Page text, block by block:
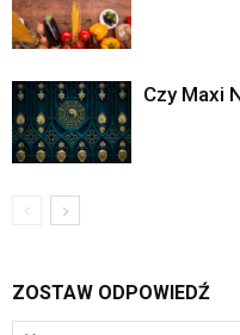
Czy Maxi
ZOSTAW ODPOWIEDŹ